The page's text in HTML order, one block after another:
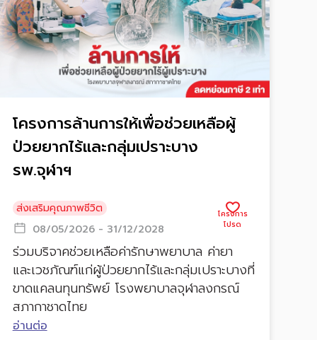
โครงการล้านการให้เพื่อช่วยเหลือผู้
ป่วยยากไร้และกลุ่มเปราะบาง
รพ.จุฬาฯ
ส่งเสริมคุณภาพชีวิต
08/05/2026 - 31/12/2028
ร่วมบริจาคช่วยเหลือค่ารักษาพยาบาล ค่ายา
และเวชภัณฑ์แก่ผู้ป่วยยากไร้และกลุ่มเปราะบางที่
ขาดแคลนทุนทรัพย์ โรงพยาบาลจุฬาลงกรณ์
สภากาชาดไทย
อ่านต่อ